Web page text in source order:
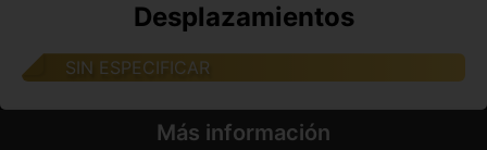
Desplazamientos
SIN ESPECIFICAR
Más información